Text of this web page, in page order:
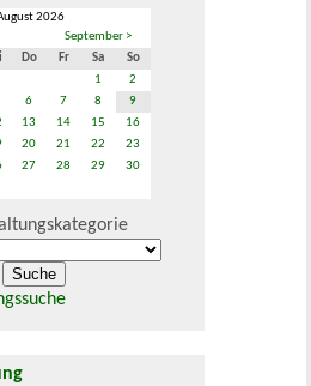
2026
September >
Do Fr Sa
So
1
2
6 7 8
9
13 14 15
16
20 21 22
23
27 28 29
30